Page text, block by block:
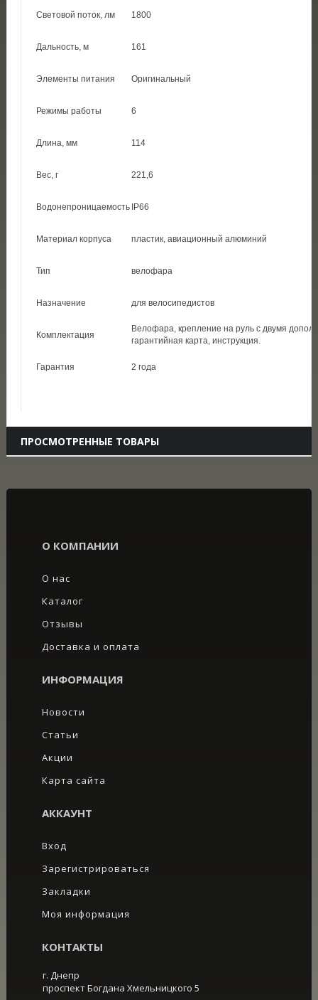
Световой поток, лм 1800
Дальность, м 161
Элементы питания Оригинальный
Режимы работы 6
Длина, мм 114
Вес, г 221,6
Водонепроницаемость IP66
Материал корпуса пластик, авиационный алюминий
Тип велофара
Назначение для велосипедистов
Комплектация
Велофара, крепление на руль с двумя
гарантийная карта, инструкция.
Гарантия 2 года
ПРОСМОТРЕННЫЕ ТОВАРЫ
О КОМПАНИИ
О нас
Каталог
Отзывы
Доставка и оплата
ИНФОРМАЦИЯ
Новости
Статьи
Акции
Карта сайта
АККАУНТ
Вход
Зарегистрироваться
Закладки
Моя информация
КОНТАКТЫ
г. Днепр
проспект Богдана Хмельницкого 5